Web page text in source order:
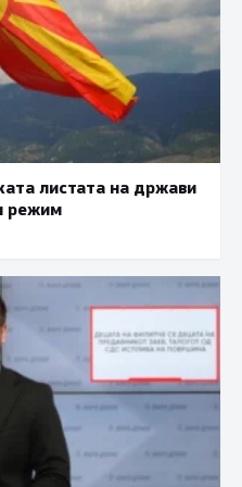
листата на држави
режим